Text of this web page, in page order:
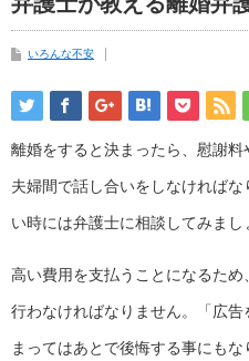
いろんな不安
離婚をすると決まったら、慰謝
夫婦間で話し合いをしなければ
い時には弁護士に相談してみまし
高い費用を支払うことになるた
行わなければなりません。「広
まってはあとで後悔する事にもな